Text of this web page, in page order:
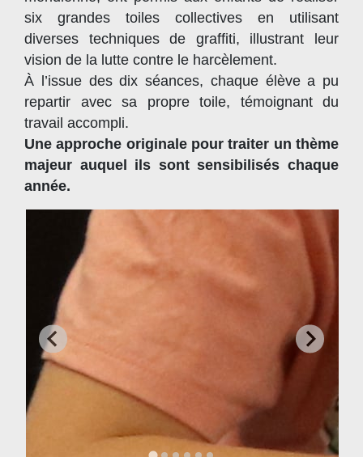
six grandes toiles collectives en utilisant
diverses techniques de graffiti, illustrant leur
vision de la lutte contre le harcèlement.
À l’issue des dix séances, chaque élève a pu
repartir avec sa propre toile, témoignant du
travail accompli.
Une approche originale pour traiter un thème
majeur auquel ils sont sensibilisés chaque
année.